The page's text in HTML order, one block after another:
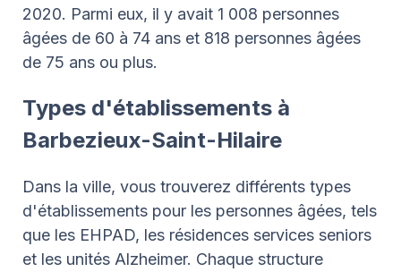
2020. Parmi eux, il y avait 1 008 personnes
âgées de 60 à 74 ans et 818 personnes âgées
de 75 ans ou plus.
Types d'établissements à
Barbezieux-Saint-Hilaire
Dans la ville, vous trouverez différents types
d'établissements pour les personnes âgées, tels
que les EHPAD, les résidences services seniors
et les unités Alzheimer. Chaque structure